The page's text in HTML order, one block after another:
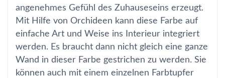
angenehmes Gefühl des Zuhauseseins erzeugt.
Mit Hilfe von Orchideen kann diese Farbe auf
einfache Art und Weise ins Interieur integriert
werden. Es braucht dann nicht gleich eine ganze
Wand in dieser Farbe gestrichen zu werden. Sie
können auch mit einem einzelnen Farbtupfer